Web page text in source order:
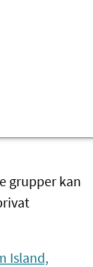
grupper kan
Island,